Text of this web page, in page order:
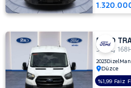
FORD
350 L,
2023Dizel
Düzce
%1,99 Faiz